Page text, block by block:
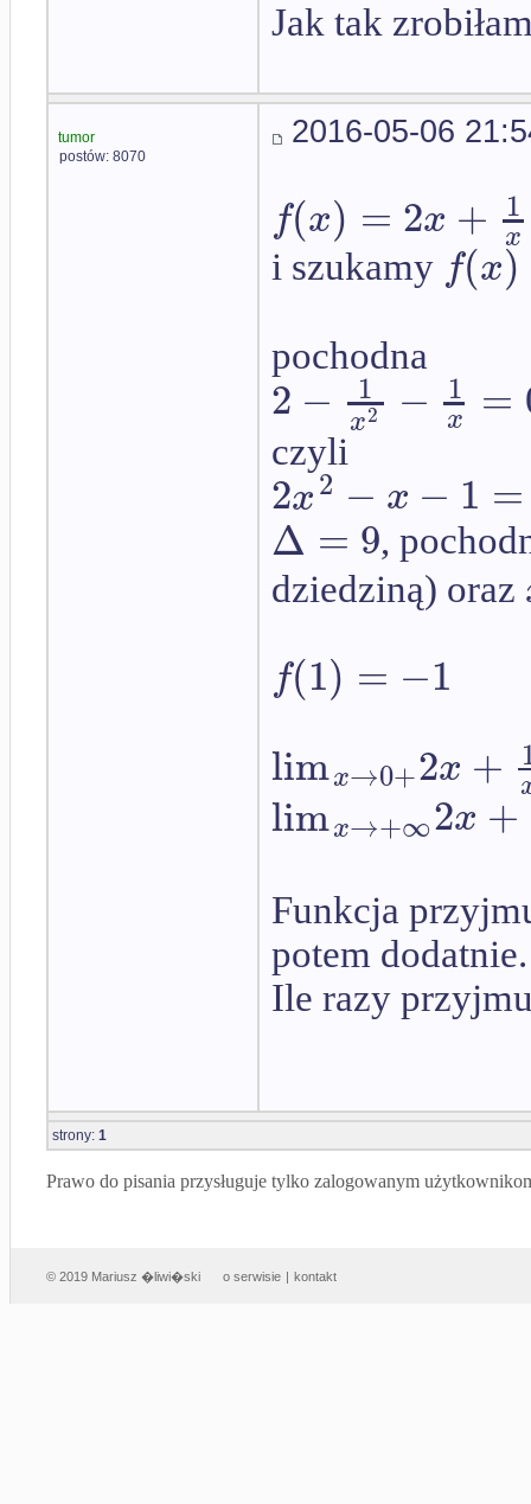
Jak tak
tumor
postów: 8070
2016-05-06
f(x) = 2x + 1
x
i szukamy f(x)
pochodna
2 − 1
x2 − 1
x =
czyli
2x2 − x − 1 =
Δ = 9,
dziedziną) oraz
f(1) = −1
limx→0+2x +
limx→+∞2x +
Funkcja
potem dodatnie.
Ile razy
strony: 1
Prawo do pisania przysługuje tylko zalogowanym
© 2019 Mariusz �liwi�ski o serwisie | kontakt